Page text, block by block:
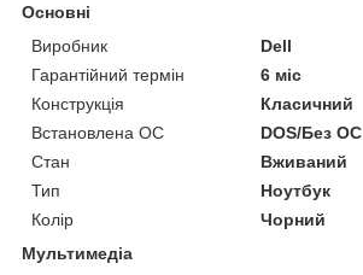
Основні
Виробник
Dell
Гарантійний термін
6 міс
Конструкція
Класичний
Встановлена ОС
DOS/Без ОС
Стан
Вживаний
Тип
Ноутбук
Колір
Чорний
Мультимедіа